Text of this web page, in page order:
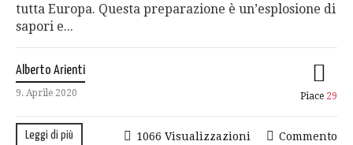
tutta Europa. Questa preparazione è un’esplosione di
sapori e...
Alberto Arienti
9. Aprile 2020 Piace 29
Leggi di più Commento
1066 Visualizzazioni